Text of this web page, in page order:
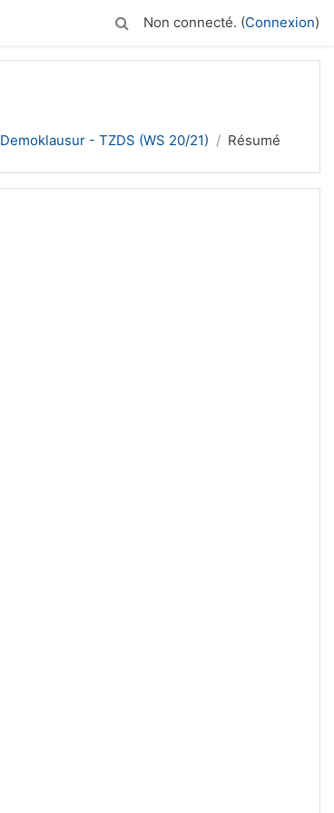
Non connecté. (Connexion)
Demoklausur - TZDS (WS 20/21) Résumé